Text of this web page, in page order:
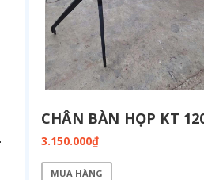
3.150.000₫
MUA HÀNG